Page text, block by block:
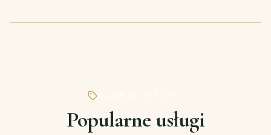
ZAKRES USŁUG
Popularne usługi